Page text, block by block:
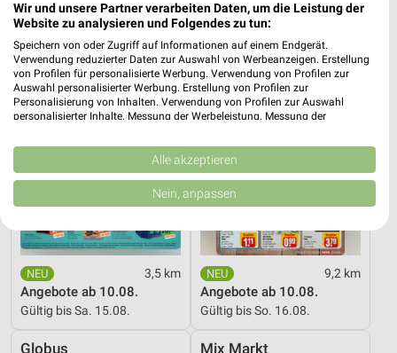
tegut...
3,5 km
Angebote ab 10.08.
Gültig bis Sa. 15.08.
nahkauf
9,2 km
Angebote ab 10.08.
Gültig bis So. 16.08.
Globus Mix Markt
Wir und unsere Partner verarbeiten Daten, um die Leistung der
Website zu analysieren und Folgendes zu tun:
Speichern von oder Zugriff auf Informationen auf einem Endgerät.
Verwendung reduzierter Daten zur Auswahl von Werbeanzeigen. Erstellung
von Profilen für personalisierte Werbung. Verwendung von Profilen zur
Auswahl personalisierter Werbung. Erstellung von Profilen zur
Personalisierung von Inhalten. Verwendung von Profilen zur Auswahl
personalisierter Inhalte. Messung der Werbeleistung. Messung der
Kombinationen von Daten aus verschiedenen Quellen. Entwicklung und
Verbesserung der Angebote. Verwendung reduzierter Daten zur Auswahl
von Inhalten.
Daten können außerhalb der Europäischen Union weitergegeben und in die
USA gesendet werden.
Website/App.
Partnerliste anzeigen (1 IAB-Anbieter)
Wir nutzen Ihre Daten für folgende Zwecke:
IAB-Verarbeitungszwecke:
auf einem Endgerät
Alle akzeptieren
Nein, anpassen